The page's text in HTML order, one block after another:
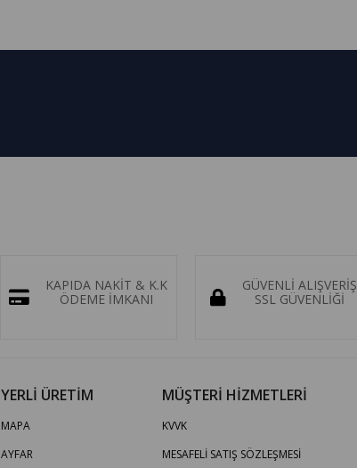
KAPIDA NAKİT & K.K
ÖDEME İMKANI
GÜVENLİ ALIŞVERİŞ
SSL GÜVENLİĞİ
YERLİ ÜRETİM
MAPA
AYFAR
MÜŞTERİ HİZMETLERİ
KVVK
MESAFELİ SATIŞ SÖZLEŞMESİ